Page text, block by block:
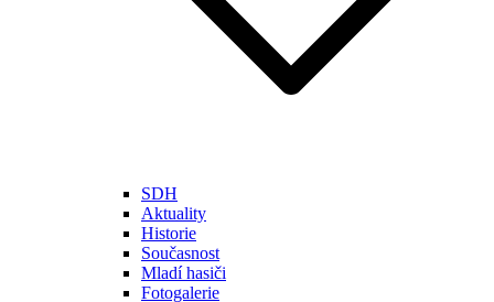
SDH
Aktuality
Historie
Současnost
Mladí hasiči
Fotogalerie